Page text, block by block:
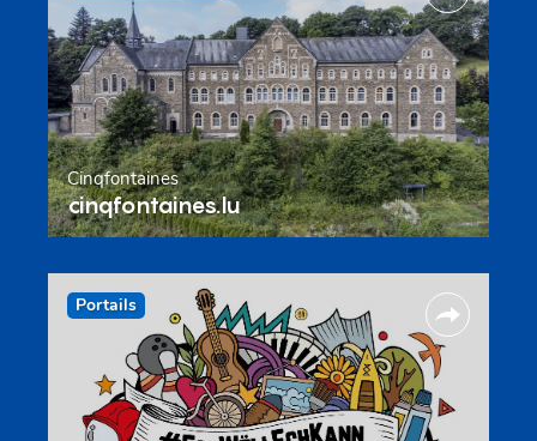
Cinqfontaines
cinqfontaines.lu
Portails